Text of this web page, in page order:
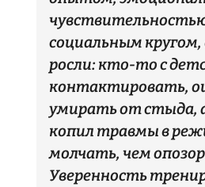
социальным
росли: кто-то с
контактировать,
умирать от стыда,
копил травмы в
молчать, чем
Уверенность